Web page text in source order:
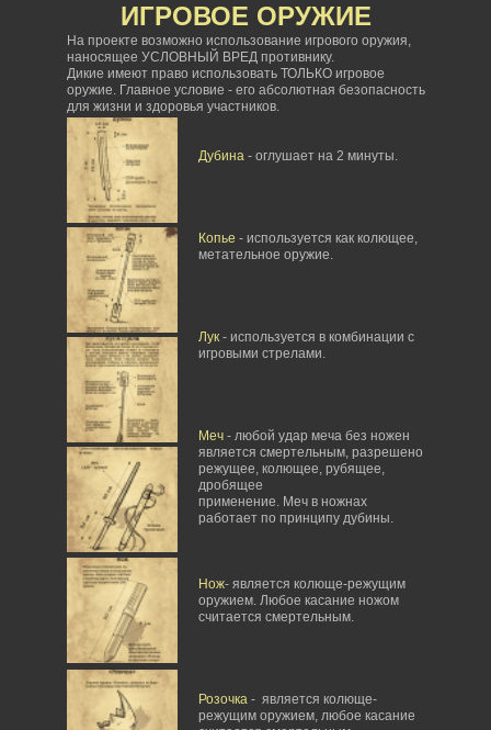
ИГРОВОЕ ОРУЖИЕ
На проекте возможно использование игрового оружия,
наносящее УСЛОВНЫЙ ВРЕД противнику.
Дикие имеют право использовать ТОЛЬКО игровое
оружие. Главное условие - его абсолютная безопасность
для жизни и здоровья участников.
Дубина- оглушает на 2 минуты.
Копье - используется как колющее,
метательное оружие.
Лук- используется в комбинации с
игровыми стрелами.
Меч- любой удар меча без ножен
является смертельным, разрешено
режущее, колющее, рубящее,
дробящее
применение. Меч в ножнах
работает по принципу дубины.
Нож- является колюще-режущим
оружием. Любое касание ножом
считается смертельным.
Розочка- является колюще-
режущим оружием, любое касание